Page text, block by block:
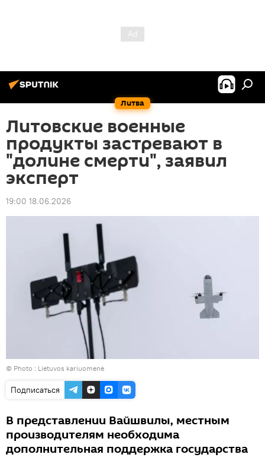
Литва
Литовские военные
продукты застревают в
"долине смерти", заявил
эксперт
19:00 18.06.2026
© Photo : Lietuvos kariuomenė
Подписаться
В представлении Вайшвилы, местным
производителям необходима
дополнительная поддержка государства